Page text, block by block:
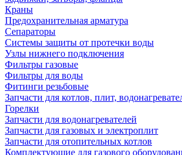
Краны
Предохранительная арматура
Сепараторы
Системы защиты от протечки воды
Узлы нижнего подключения
Фильтры газовые
Фильтры для воды
Фитинги резьбовые
Запчасти для котлов, плит,
Горелки
Запчасти для водонагревателей
Запчасти для газовых и электроплит
Запчасти для отопительных котлов
Комплектующие для газового